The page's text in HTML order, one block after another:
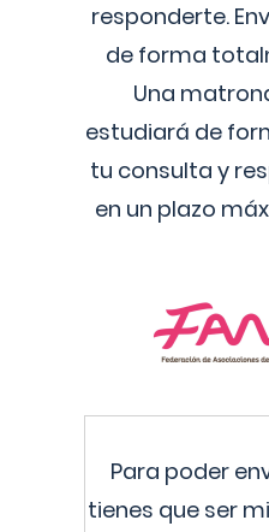
responderte.
de forma
Una
estudiará de
tu consulta y
en un plazo
Para poder
tienes que ser